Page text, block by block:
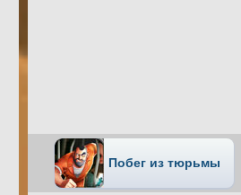
Побег из тюрьмы